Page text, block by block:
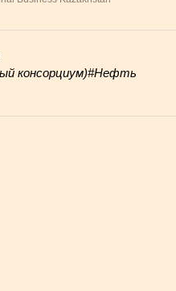
консорциум)#Нефть